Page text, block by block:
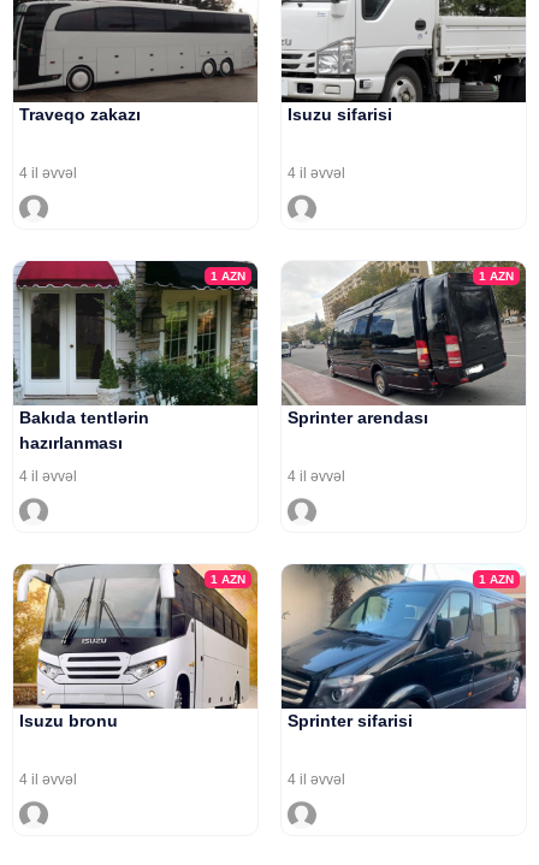
Traveqo zakazı
4 il əvvəl
Isuzu sifarisi
4 il əvvəl
1AZN
Bakıda tentlərin
hazırlanması
4 il əvvəl
1 AZN
Sprinter arendası
4 il əvvəl
1AZN
Isuzu bronu
4 il əvvəl
1 AZN
Sprinter sifarisi
4 il əvvəl